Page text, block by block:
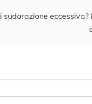
sudorazione eccessiva?